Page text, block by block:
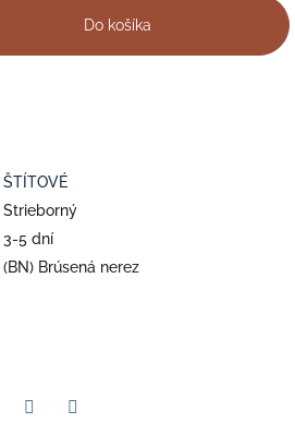
Do košíka
ŠTÍTOVÉ
Strieborný
3-5 dní
(BN) Brúsená nerez